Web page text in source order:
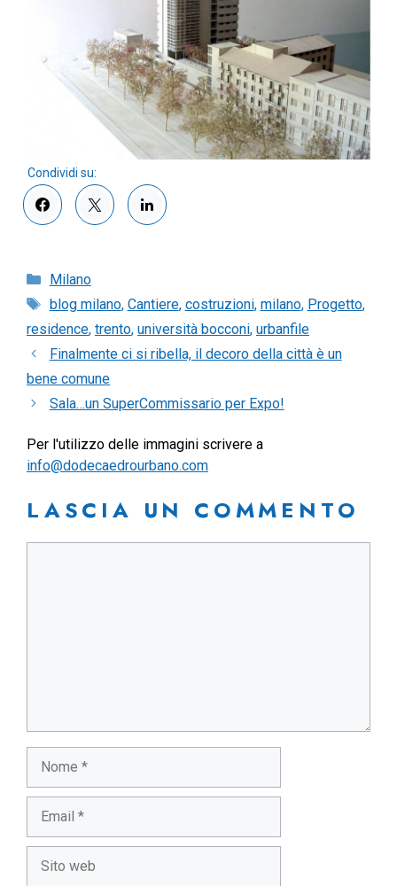
Categorie
Milano
Tag
blog milano, Cantiere, costruzioni, milano, Progetto,
residence, trento, università bocconi, urbanfile
Finalmente ci si ribella, il decoro della città è un
bene comune
Sala…un SuperCommissario per Expo!
Per l'utilizzo delle immagini scrivere a
info@dodecaedrourbano.com
LASCIA UN COMMENTO
web